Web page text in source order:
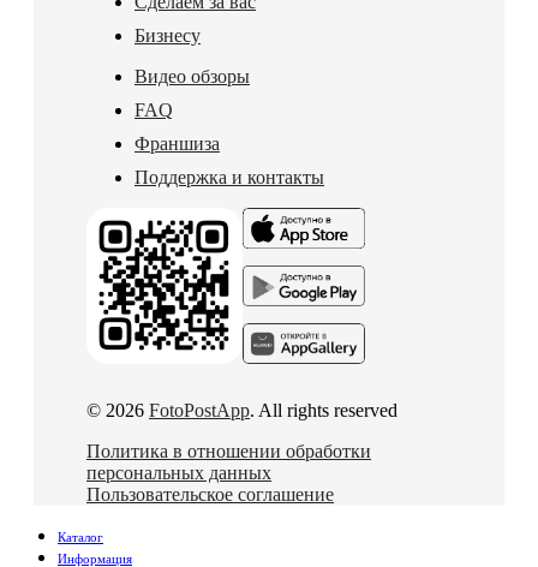
Бизнесу
Видео обзоры
FAQ
Франшиза
Поддержка и контакты
© 2026 FotoPostApp. All rights reserved
Политика в отношении обработки
персональных данных
Пользовательское соглашение
Каталог
Информация